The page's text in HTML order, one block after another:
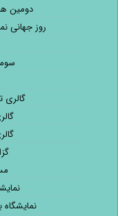
دومین
روز جهانی
گالری